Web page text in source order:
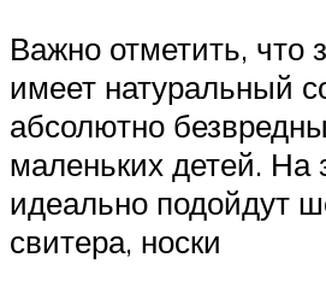
Важно отметить, что
имеет натуральный
абсолютно
маленьких детей. На
идеально подойдут
свитера, носки